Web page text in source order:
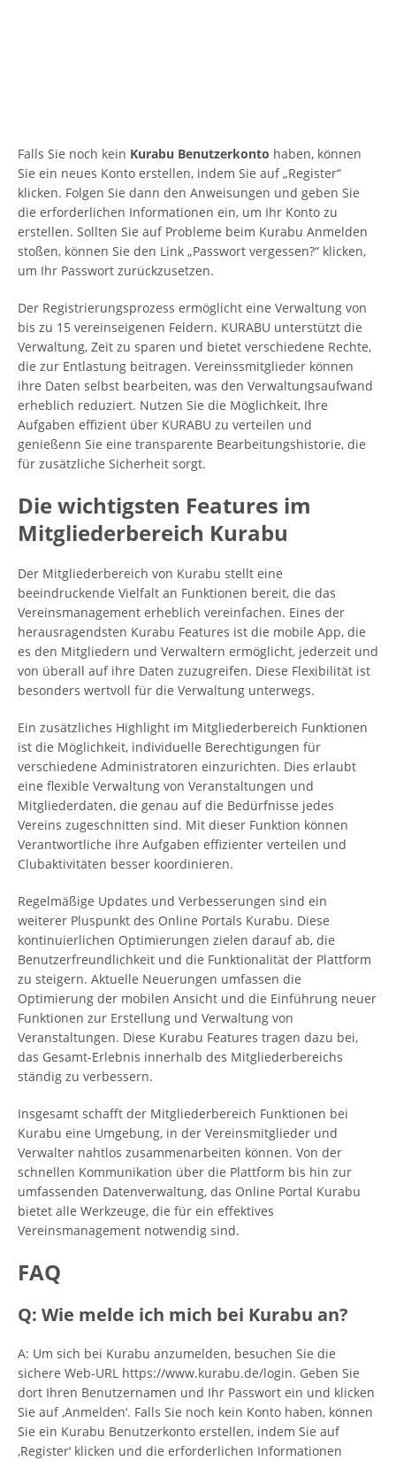
Falls Sie noch kein Kurabu Benutzerkonto haben, können
Sie ein neues Konto erstellen, indem Sie auf „Register“
klicken. Folgen Sie dann den Anweisungen und geben Sie
die erforderlichen Informationen ein, um Ihr Konto zu
erstellen. Sollten Sie auf Probleme beim Kurabu Anmelden
stoßen, können Sie den Link „Passwort vergessen?“ klicken,
um Ihr Passwort zurückzusetzen.
Der Registrierungsprozess ermöglicht eine Verwaltung von
bis zu 15 vereinseigenen Feldern. KURABU unterstützt die
Verwaltung, Zeit zu sparen und bietet verschiedene Rechte,
die zur Entlastung beitragen. Vereinssmitglieder können
ihre Daten selbst bearbeiten, was den Verwaltungsaufwand
erheblich reduziert. Nutzen Sie die Möglichkeit, Ihre
Aufgaben effizient über KURABU zu verteilen und
genießenn Sie eine transparente Bearbeitungshistorie, die
für zusätzliche Sicherheit sorgt.
Die wichtigsten Features im
Mitgliederbereich Kurabu
Der Mitgliederbereich von Kurabu stellt eine
beeindruckende Vielfalt an Funktionen bereit, die das
Vereinsmanagement erheblich vereinfachen. Eines der
herausragendsten Kurabu Features ist die mobile App, die
es den Mitgliedern und Verwaltern ermöglicht, jederzeit und
von überall auf ihre Daten zuzugreifen. Diese Flexibilität ist
besonders wertvoll für die Verwaltung unterwegs.
Ein zusätzliches Highlight im Mitgliederbereich Funktionen
ist die Möglichkeit, individuelle Berechtigungen für
verschiedene Administratoren einzurichten. Dies erlaubt
eine flexible Verwaltung von Veranstaltungen und
Mitgliederdaten, die genau auf die Bedürfnisse jedes
Vereins zugeschnitten sind. Mit dieser Funktion können
Verantwortliche ihre Aufgaben effizienter verteilen und
Clubaktivitäten besser koordinieren.
Regelmäßige Updates und Verbesserungen sind ein
weiterer Pluspunkt des Online Portals Kurabu. Diese
kontinuierlichen Optimierungen zielen darauf ab, die
Benutzerfreundlichkeit und die Funktionalität der Plattform
zu steigern. Aktuelle Neuerungen umfassen die
Optimierung der mobilen Ansicht und die Einführung neuer
Funktionen zur Erstellung und Verwaltung von
Veranstaltungen. Diese Kurabu Features tragen dazu bei,
das Gesamt-Erlebnis innerhalb des Mitgliederbereichs
ständig zu verbessern.
Insgesamt schafft der Mitgliederbereich Funktionen bei
Kurabu eine Umgebung, in der Vereinsmitglieder und
Verwalter nahtlos zusammenarbeiten können. Von der
schnellen Kommunikation über die Plattform bis hin zur
umfassenden Datenverwaltung, das Online Portal Kurabu
bietet alle Werkzeuge, die für ein effektives
Vereinsmanagement notwendig sind.
FAQ
Q: Wie melde ich mich bei Kurabu an?
A: Um sich bei Kurabu anzumelden, besuchen Sie die
sichere Web-URL https://www.kurabu.de/login. Geben Sie
dort Ihren Benutzernamen und Ihr Passwort ein und klicken
Sie auf ‚Anmelden‘. Falls Sie noch kein Konto haben, können
Sie ein Kurabu Benutzerkonto erstellen, indem Sie auf
‚Register‘ klicken und die erforderlichen Informationen